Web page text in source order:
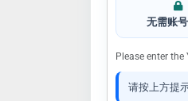
无需账
Please enter
请按上方提